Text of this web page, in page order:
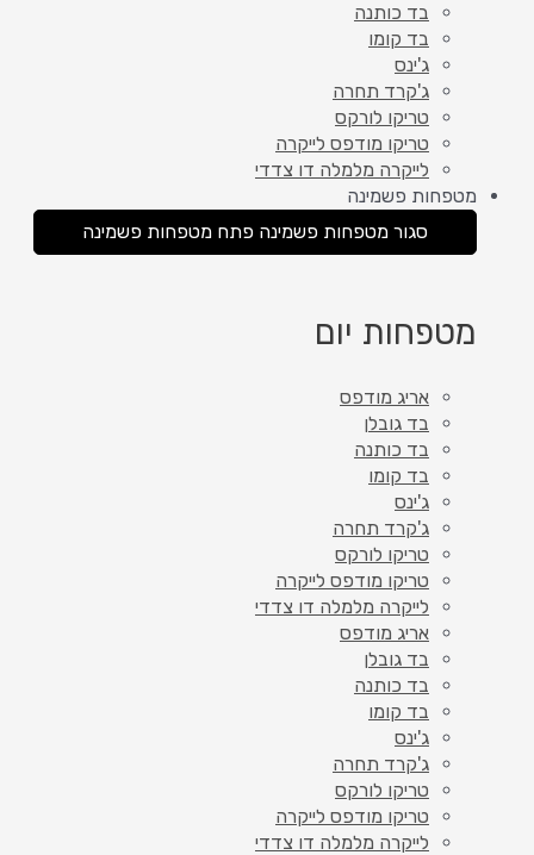
בד כותנה
בד קומו
ג'ינס
ג'קרד תחרה
טריקו לורקס
טריקו מודפס לייקרה
לייקרה מלמלה דו צדדי
מטפחות פשמינה
סגור מטפחות פשמינה פתח מטפחות פשמינה
מטפחות יום
אריג מודפס
בד גובלן
בד כותנה
בד קומו
ג'ינס
ג'קרד תחרה
טריקו לורקס
טריקו מודפס לייקרה
לייקרה מלמלה דו צדדי
אריג מודפס
בד גובלן
בד כותנה
בד קומו
ג'ינס
ג'קרד תחרה
טריקו לורקס
טריקו מודפס לייקרה
לייקרה מלמלה דו צדדי